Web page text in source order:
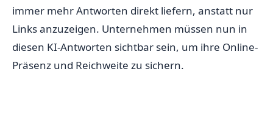
immer mehr Antworten direkt liefern, anstatt nur
Links anzuzeigen. Unternehmen müssen nun in
diesen KI-Antworten sichtbar sein, um ihre Online-
Präsenz und Reichweite zu sichern.